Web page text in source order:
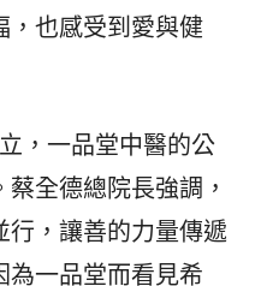
，也感受到愛與健
，一品堂中醫的公
全德總院長強調，
行，讓善的力量傳遞
為一品堂而看見希